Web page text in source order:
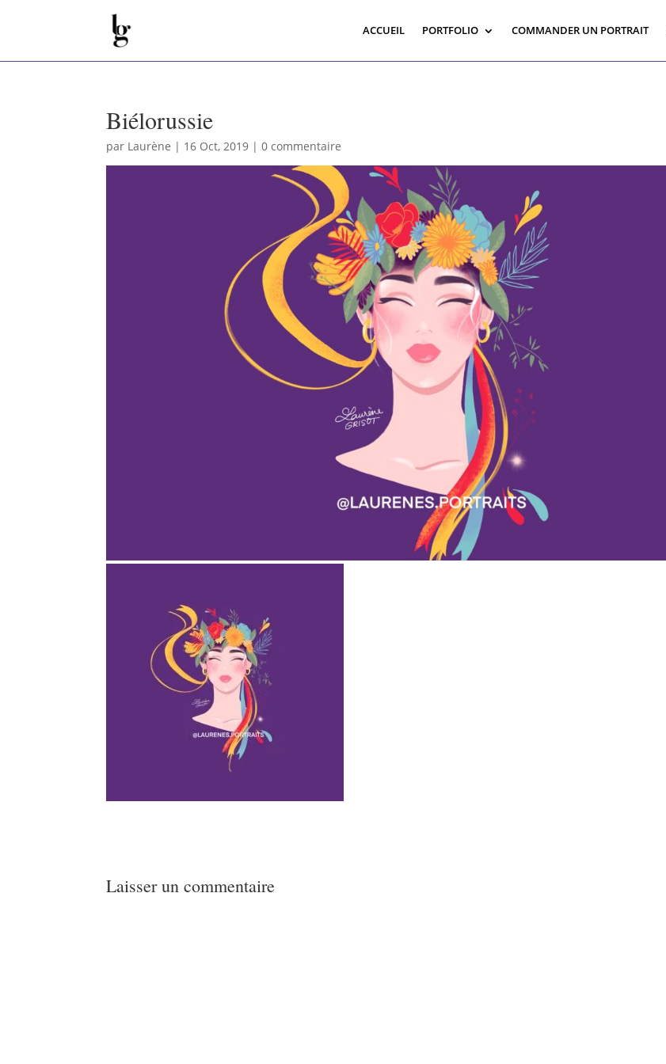
ACCUEIL PORTFOLIO COMMANDER UN PORTRAIT
Biélorussie
par Laurène | 16 Oct, 2019 |0 commentaire
Laisser un commentaire